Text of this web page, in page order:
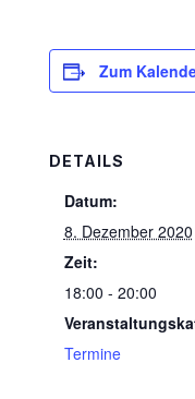
Zum
DETAILS
Datum:
8. Dezember 2020
Zeit:
18:00 - 20:00
Termine